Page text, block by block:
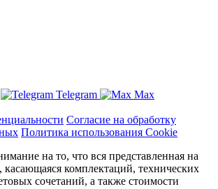
Telegram
Max
Согласие на обработку
Политика использования Cookie
на то, что вся представленная на
комплектаций, технических
сочетаний, а также стоимости